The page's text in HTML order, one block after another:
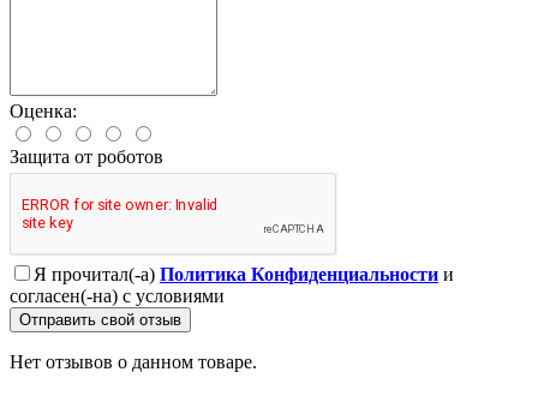
Оценка:
Защита от роботов
Я прочитал(-а) Политика Конфиденциальности и
согласен(-на) с условиями
Отправить свой отзыв
Нет отзывов о данном товаре.